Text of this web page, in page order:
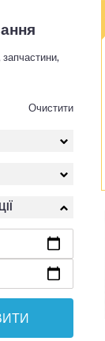
запчастини,
Очистити